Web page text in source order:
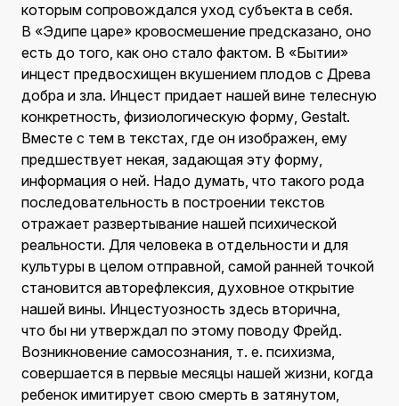
которым сопровождался уход субъекта в себя.
В «Эдипе царе» кровосмешение предсказано, оно
есть до того, как оно стало фактом. В «Бытии»
инцест предвосхищен вкушением плодов с Древа
добра и зла. Инцест придает нашей вине телесную
конкретность, физиологическую форму, Gestalt.
Вместе с тем в текстах, где он изображен, ему
предшествует некая, задающая эту форму,
информация о ней. Надо думать, что такого рода
последовательность в построении текстов
отражает развертывание нашей психической
реальности. Для человека в отдельности и для
культуры в целом отправной, самой ранней точкой
становится авторефлексия, духовное открытие
нашей вины. Инцестуозность здесь вторична,
что бы ни утверждал по этому поводу Фрейд.
Возникновение самосознания, т. е. психизма,
совершается в первые месяцы нашей жизни, когда
ребенок имитирует свою смерть в затянутом,